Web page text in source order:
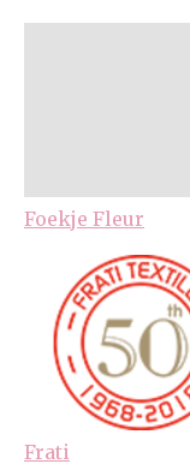
Foekje Fleur
Frati